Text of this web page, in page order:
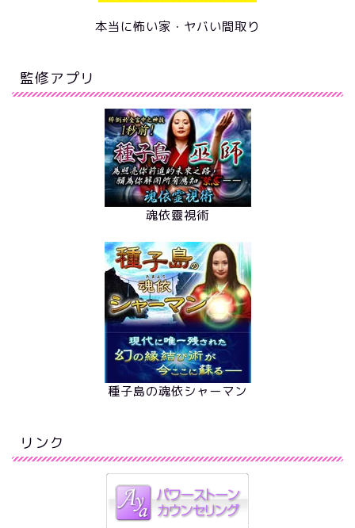
本当に怖い家・ヤバい間取り
監修アプリ
魂依靈視術
種子島の魂依シャーマン
リンク